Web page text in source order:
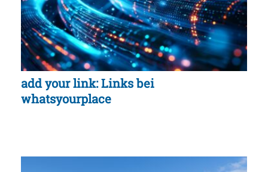
add your link: Links bei
whatsyourplace